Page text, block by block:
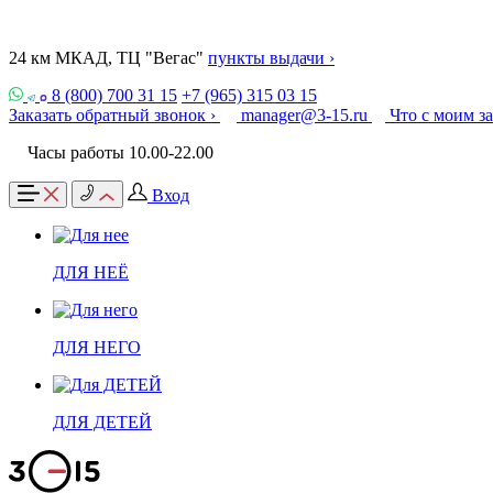
24 км МКАД, ТЦ "Вегас" пункты выдачи ›
8 (800) 700 31 15 +7 (965) 315 03 15
Заказать обратный звонок ›
manager@3-15.ru
Что с моим
Часы работы 10.00-22.00
Вход
ДЛЯ НЕЁ
ДЛЯ НЕГО
ДЛЯ ДЕТЕЙ